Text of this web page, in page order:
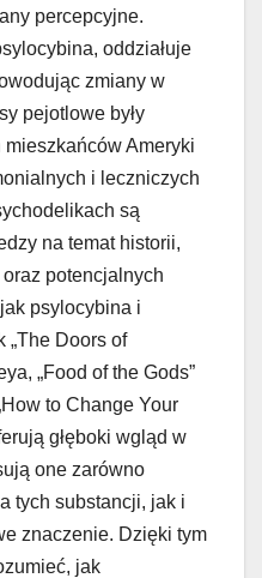
percepcyjne.
oddziałuje
zmiany w
pejotlowe były
Ameryki
i leczniczych
są
na temat historii,
potencjalnych
psylocybina i
„The Doors of
„Food of the Gods”
to Change Your
głęboki wgląd w
one zarówno
tych substancji, jak i
znaczenie. Dzięki tym
jak